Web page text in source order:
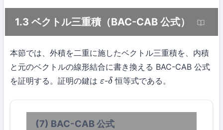
1.3 ベクトル三重積（BAC-CAB 公式）
本節では、外積を二重に施したベクトル三重積を、内積
と元のベクトルの線形結合に書き換える BAC-CAB 公式
を証明する。証明の鍵は ε-δ恒等式である。
(7) BAC-CAB 公式